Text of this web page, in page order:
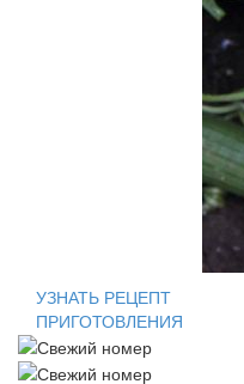
УЗНАТЬ РЕЦЕПТ
ПРИГОТОВЛЕНИЯ